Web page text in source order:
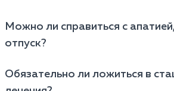
Можно ли справиться с
отпуск?
качественный отдых
Обязательно ли ложиться в